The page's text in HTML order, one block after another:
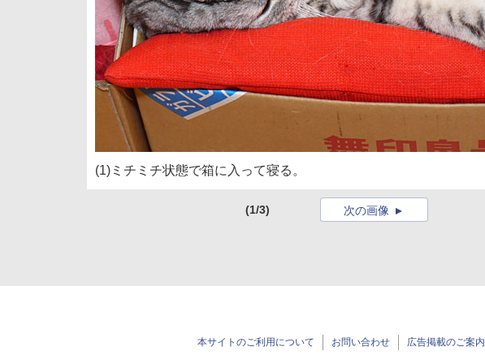
(1)ミチミチ状態で箱に入って寝る。
(1/3) 次の画像
本サイトのご利用について お問い合わせ 広告掲載のご案内